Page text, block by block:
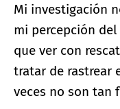
Mi investigación
mi percepción
que ver con
tratar de rastrear
veces no son tan